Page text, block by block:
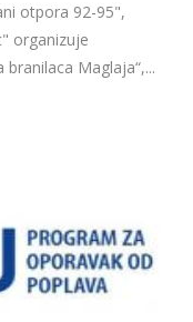
otpora 92-95",
organizuje
Maglaja“,...